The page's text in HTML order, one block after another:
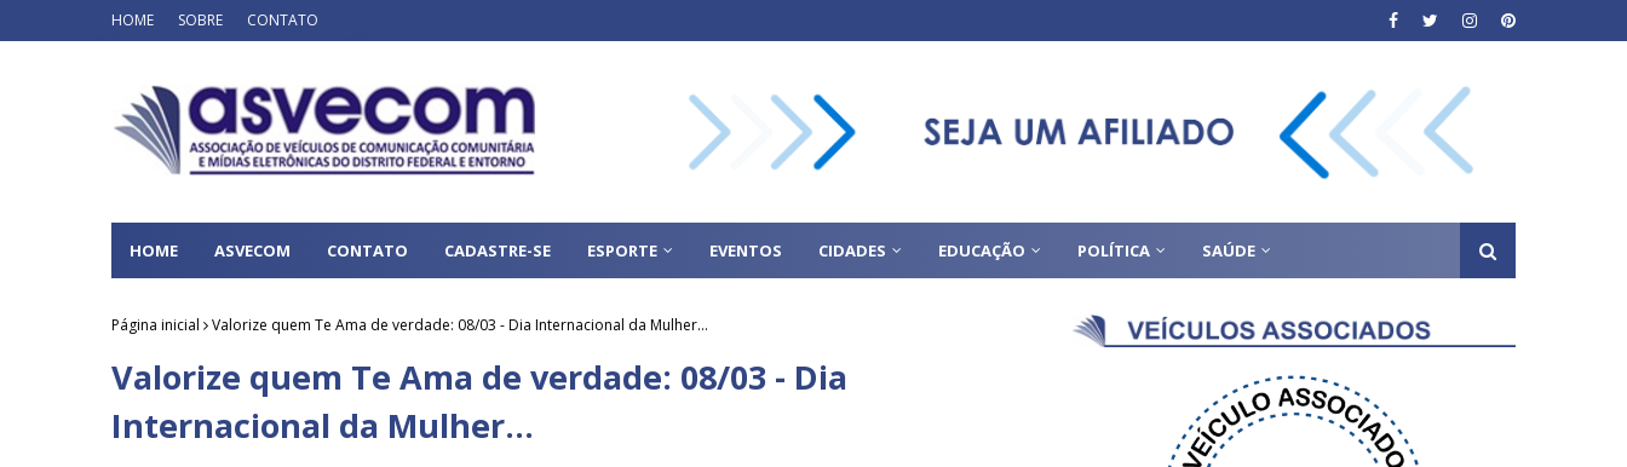
HOME SOBRE CONTATO
HOME ASVECOM CONTATO CADASTRE-SE ESPORTE EVENTOS CIDADES EDUCAÇÃO POLÍTICA SAÚDE
Página inicial Valorize quem Te Ama de verdade: 08/03 - Dia Internacional da Mulher...
Valorize quem Te Ama de verdade: 08/03 - Dia
Internacional da Mulher...